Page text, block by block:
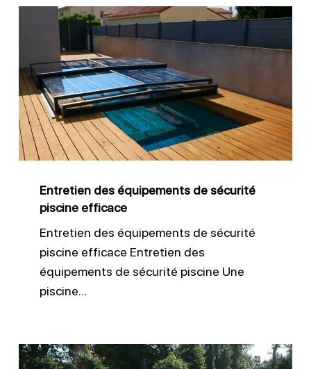
Entretien
équipements
de
sécurité
piscine
efficace
Entretien des équipements de sécurité
piscine efficace
Entretien des équipements de sécurité
piscine efficace Entretien des
équipements de sécurité piscine Une
piscine…
Installer